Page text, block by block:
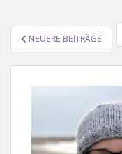
DER
BEITRÄGE
NEUERE BEITRÄGE